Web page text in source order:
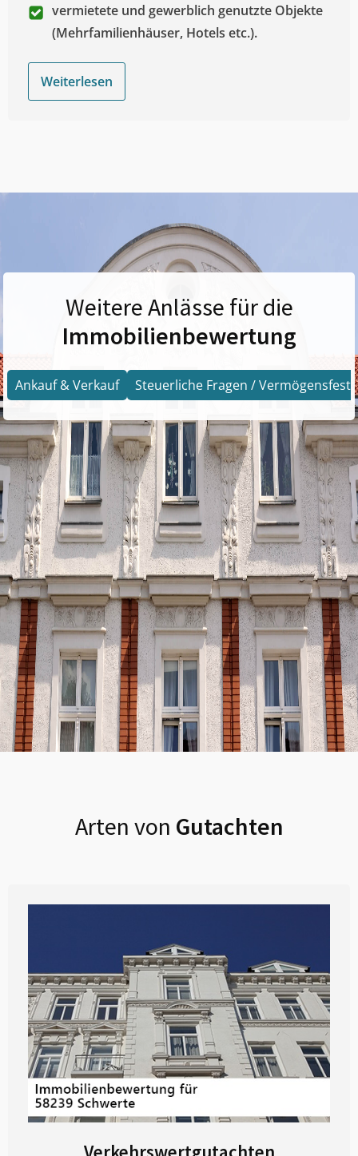
vermietete und gewerblich genutzte Objekte
(Mehrfamilienhäuser, Hotels etc.).
Weiterlesen
Weitere Anlässe für die
Immobilienbewertung
Ankauf & Verkauf Steuerliche Fragen /
Arten von Gutachten